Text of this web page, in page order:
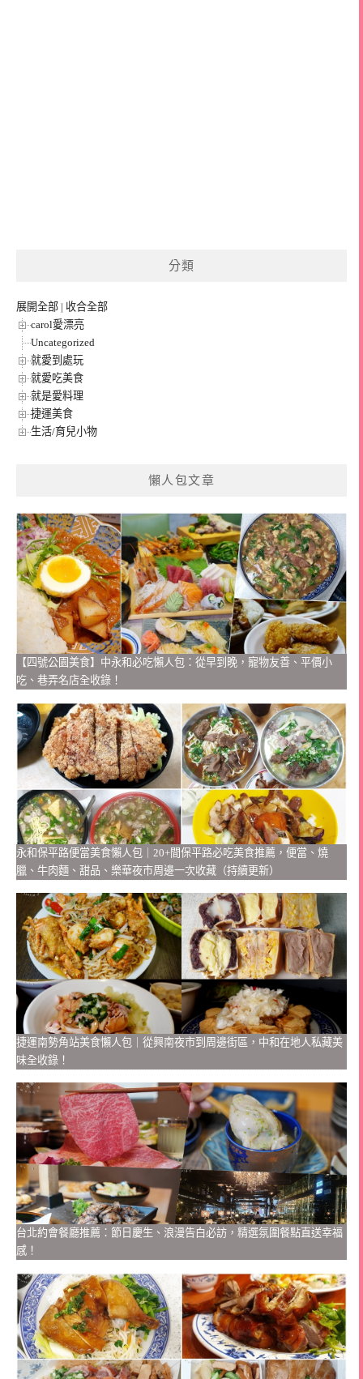
分類
展開全部 | 收合全部
carol愛漂亮
Uncategorized
就愛到處玩
就愛吃美食
就是愛料理
捷運美食
生活/育兒小物
懶人包文章
【四號公園美食】中永和必吃懶人包：從早到晚，寵物友善、平價小
吃、巷弄名店全收錄！
永和保平路便當美食懶人包｜20+間保平路必吃美食推薦，便當、燒
臘、牛肉麵、甜品、樂華夜市周邊一次收藏（持續更新）
捷運南勢角站美食懶人包｜從興南夜市到周邊街區，中和在地人私藏美
味全收錄！
台北約會餐廳推薦：節日慶生、浪漫告白必訪，精選氛圍餐點直送幸福
感！